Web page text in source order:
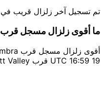
تم تسجيل آخر زلزال قريب في 2015-11-02 06:29 UTC.
ما أقوى زلزال مسجل قرب Alhambra؟
19 16:59 UTC قرب Prescott Valley.